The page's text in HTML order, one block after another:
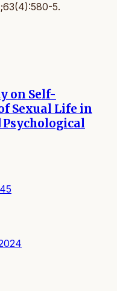
5.
on Self-
Sexual Life in